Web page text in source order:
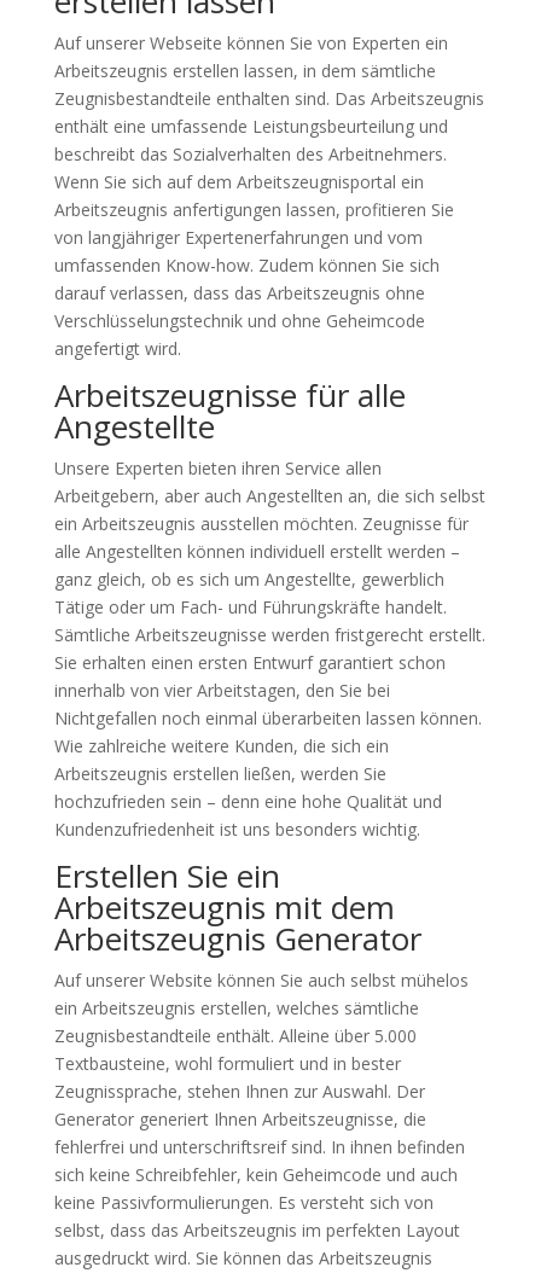
Auf unserer Webseite können Sie von Experten ein
Arbeitszeugnis erstellen lassen, in dem sämtliche
Zeugnisbestandteile enthalten sind. Das Arbeitszeugnis
enthält eine umfassende Leistungsbeurteilung und
beschreibt das Sozialverhalten des Arbeitnehmers.
Wenn Sie sich auf dem Arbeitszeugnisportal ein
Arbeitszeugnis anfertigungen lassen, profitieren Sie
von langjähriger Expertenerfahrungen und vom
umfassenden Know-how. Zudem können Sie sich
darauf verlassen, dass das Arbeitszeugnis ohne
Verschlüsselungstechnik und ohne Geheimcode
angefertigt wird.
Arbeitszeugnisse für alle
Angestellte
Unsere Experten bieten ihren Service allen
Arbeitgebern, aber auch Angestellten an, die sich selbst
ein Arbeitszeugnis ausstellen möchten. Zeugnisse für
alle Angestellten können individuell erstellt werden –
ganz gleich, ob es sich um Angestellte, gewerblich
Tätige oder um Fach- und Führungskräfte handelt.
Sämtliche Arbeitszeugnisse werden fristgerecht erstellt.
Sie erhalten einen ersten Entwurf garantiert schon
innerhalb von vier Arbeitstagen, den Sie bei
Nichtgefallen noch einmal überarbeiten lassen können.
Wie zahlreiche weitere Kunden, die sich ein
Arbeitszeugnis erstellen ließen, werden Sie
hochzufrieden sein – denn eine hohe Qualität und
Kundenzufriedenheit ist uns besonders wichtig.
Erstellen Sie ein
Arbeitszeugnis mit dem
Arbeitszeugnis Generator
Auf unserer Website können Sie auch selbst mühelos
ein Arbeitszeugnis erstellen, welches sämtliche
Zeugnisbestandteile enthält. Alleine über 5.000
Textbausteine, wohl formuliert und in bester
Zeugnissprache, stehen Ihnen zur Auswahl. Der
Generator generiert Ihnen Arbeitszeugnisse, die
fehlerfrei und unterschriftsreif sind. In ihnen befinden
sich keine Schreibfehler, kein Geheimcode und auch
keine Passivformulierungen. Es versteht sich von
selbst, dass das Arbeitszeugnis im perfekten Layout
ausgedruckt wird. Sie können das Arbeitszeugnis